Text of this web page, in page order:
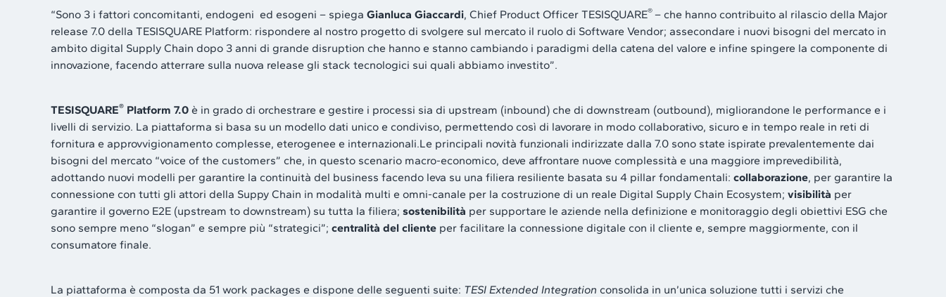
“Sono 3 i fattori concomitanti, endogeni ed esogeni – spiega Gianluca Giaccardi, Chief Product Officer TESISQUARE® – che hanno contribuito al rilascio della Major
release 7.0 della TESISQUARE Platform: rispondere al nostro progetto di svolgere sul mercato il ruolo di Software Vendor; assecondare i nuovi bisogni del mercato in
ambito digital Supply Chain dopo 3 anni di grande disruption che hanno e stanno cambiando i paradigmi della catena del valore e infine spingere la componente di
innovazione, facendo atterrare sulla nuova release gli stack tecnologici sui quali abbiamo investito”.
TESISQUARE® Platform 7.0 è in grado di orchestrare e gestire i processi sia di upstream (inbound) che di downstream (outbound), migliorandone le performance e i
livelli di servizio. La piattaforma si basa su un modello dati unico e condiviso, permettendo così di lavorare in modo collaborativo, sicuro e in tempo reale in reti di
fornitura e approvvigionamento complesse, eterogenee e internazionali.Le principali novità funzionali indirizzate dalla 7.0 sono state ispirate prevalentemente dai
bisogni del mercato “voice of the customers” che, in questo scenario macro-economico, deve affrontare nuove complessità e una maggiore imprevedibilità,
adottando nuovi modelli per garantire la continuità del business facendo leva su una filiera resiliente basata su 4 pillar fondamentali: collaborazione, per garantire la
connessione con tutti gli attori della Suppy Chain in modalità multi e omni-canale per la costruzione di un reale Digital Supply Chain Ecosystem; visibilità per
garantire il governo E2E (upstream to downstream) su tutta la filiera; sostenibilità per supportare le aziende nella definizione e monitoraggio degli obiettivi ESG che
sono sempre meno “slogan” e sempre più “strategici”; centralità del cliente per facilitare la connessione digitale con il cliente e, sempre maggiormente, con il
consumatore finale.
La piattaforma è composta da 51 work packages e dispone delle seguenti suite: TESI Extended Integration consolida in un’unica soluzione tutti i servizi che